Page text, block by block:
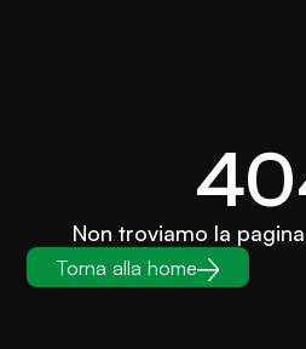
Non troviamo la
Torna alla home